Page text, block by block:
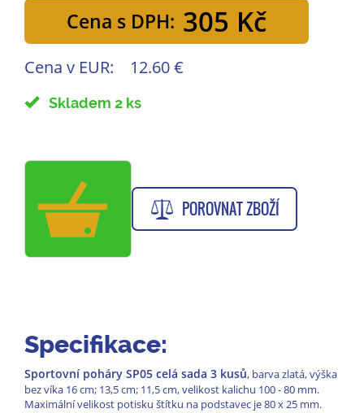
Cena s DPH: 305 Kč
Cena v EUR: 12.60 €
Skladem 2 ks
POROVNAT ZBOŽÍ
Specifikace:
Sportovní poháry SP05 celá sada 3 kusů, barva zlatá, výška
bez víka 16 cm; 13,5 cm; 11,5 cm, velikost kalichu 100 - 80 mm.
Maximální velikost potisku štítku na podstavec je 80 x 25 mm.